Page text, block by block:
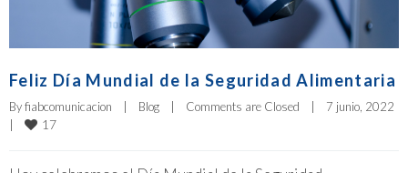
Feliz Día Mundial de la Seguridad Alimentaria
By fiabcomunicacion Blog Comments are Closed
17